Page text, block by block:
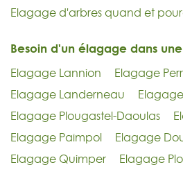
Elagage d'arbres quand et
Besoin d'un élagage dans
Elagage Lannion
Elagage
Elagage Landerneau
Elagage Plougastel-Daoulas
Elagage Paimpol
Elagage
Elagage Quimper
Elagage